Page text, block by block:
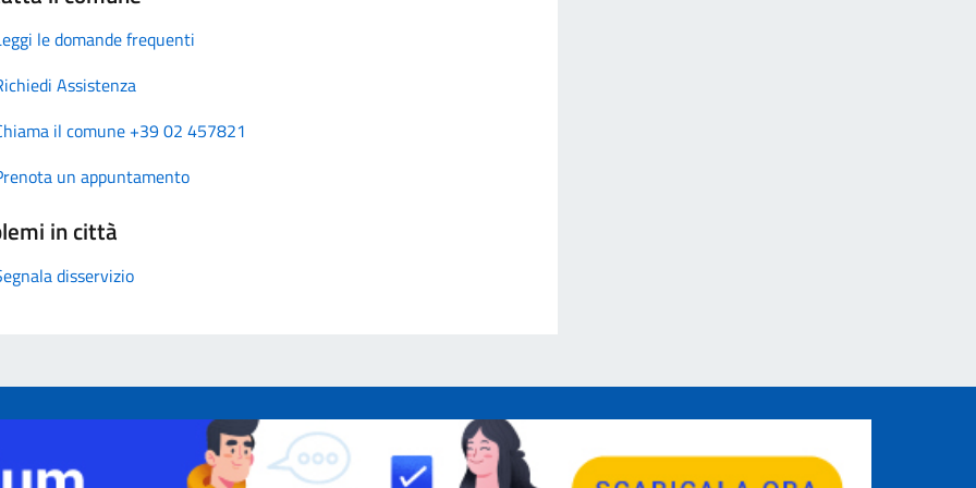
le domande frequenti
Assistenza
il comune +39 02 457821
un appuntamento
in città
disservizio